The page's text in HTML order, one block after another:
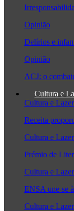
Opinião
Delírios e
Opinião
ACJ: o
Cultura e
Cultura e Lazer
Receita
Cultura e Lazer
Prémio de
Cultura e Lazer
ENSA une-se
Cultura e Lazer